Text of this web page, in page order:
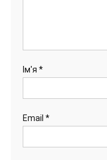
Ім'я *
Email *